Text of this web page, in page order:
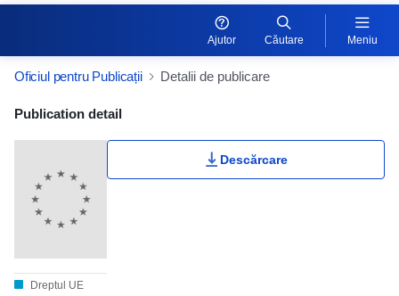
Ajutor Căutare Meniu
Oficiul pentru Publicații Detalii de publicare
Publication Detail Actions Portlet
Evaluarea utilizatorilor
Publication detail
Dreptul UE
Descărcare